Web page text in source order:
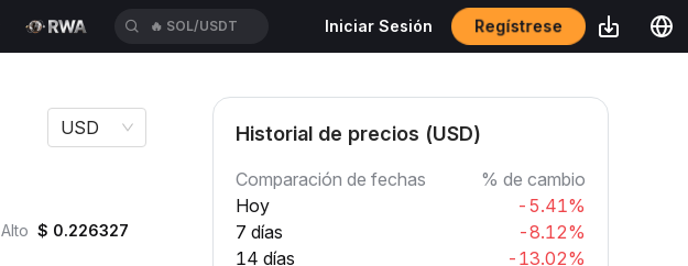
🔥 SOL/USDT Iniciar Sesión Regístrese
USD
Alto $ 0.226327
Historial de precios (USD)
Comparación de fechas
% de cambio
Hoy
-5.41%
7 días
-8.12%
14 días
-13.02%